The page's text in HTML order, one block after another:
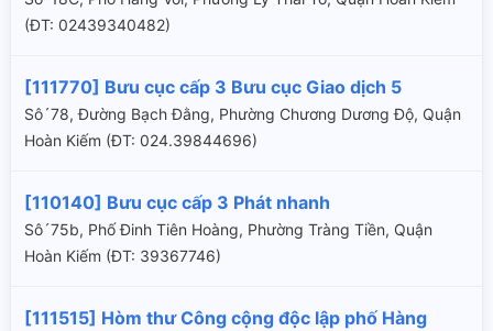
(ÐT: 02439340482)
[111770] Bưu cục cấp 3 Bưu cục Giao dịch 5
Sô´78, Đường Bạch Đằng, Phường Chương Dương Độ, Quận
Hoàn Kiếm (ÐT: 024.39844696)
[110140] Bưu cục cấp 3 Phát nhanh
Sô´75b, Phố Đinh Tiên Hoàng, Phường Tràng Tiền, Quận
Hoàn Kiếm (ÐT: 39367746)
[111515] Hòm thư Công cộng độc lập phố Hàng